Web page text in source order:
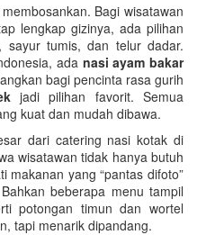
Bagi wisatawan
lengkap gizinya, ada pilihan
sayur tumis, dan telur dadar.
ada nasi ayam bakar
bagi pencinta rasa gurih
jadi pilihan favorit. Semua
kuat dan mudah dibawa.
dari catering nasi kotak di
wisatawan tidak hanya butuh
makanan yang “pantas difoto”
beberapa menu tampil
potongan timun dan wortel
tapi menarik dipandang.